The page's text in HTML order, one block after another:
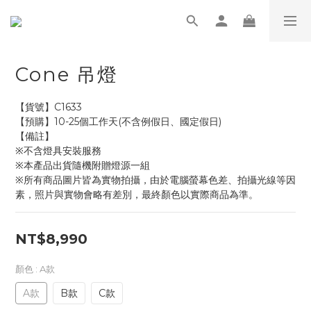
Cone 吊燈
【貨號】C1633
【預購】10-25個工作天(不含例假日、國定假日)
【備註】
※不含燈具安裝服務
※本產品出貨隨機附贈燈源一組
※所有商品圖片皆為實物拍攝，由於電腦螢幕色差、拍攝光線等因
素，照片與實物會略有差別，最終顏色以實際商品為準。
NT$8,990
顏色 : A款
A款 B款 C款